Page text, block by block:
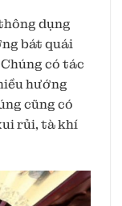
dụng
bát quái
có tác
hướng
cũng có
rủi, tà khí